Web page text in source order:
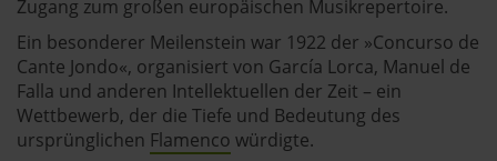
Zugang zum großen europäischen Musikrepertoire.
Ein besonderer Meilenstein war 1922 der »Concurso de
Cante Jondo«, organisiert von García Lorca, Manuel de
Falla und anderen Intellektuellen der Zeit – ein
Wettbewerb, der die Tiefe und Bedeutung des
ursprünglichen Flamenco würdigte.